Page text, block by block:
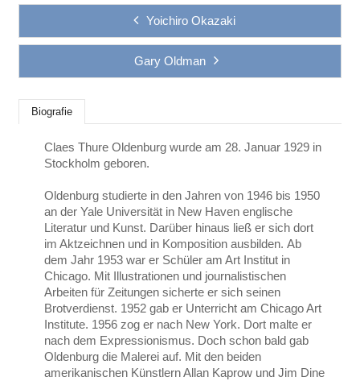
Yoichiro Okazaki
Gary Oldman
Biografie
Claes Thure Oldenburg wurde am 28. Januar 1929 in
Stockholm geboren.
Oldenburg studierte in den Jahren von 1946 bis 1950
an der Yale Universität in New Haven englische
Literatur und Kunst. Darüber hinaus ließ er sich dort
im Aktzeichnen und in Komposition ausbilden. Ab
dem Jahr 1953 war er Schüler am Art Institut in
Chicago. Mit Illustrationen und journalistischen
Arbeiten für Zeitungen sicherte er sich seinen
Brotverdienst. 1952 gab er Unterricht am Chicago Art
Institute. 1956 zog er nach New York. Dort malte er
nach dem Expressionismus. Doch schon bald gab
Oldenburg die Malerei auf. Mit den beiden
amerikanischen Künstlern Allan Kaprow und Jim Dine